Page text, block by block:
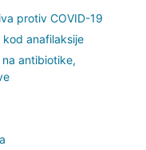
protiv COVID-19
kod anafilaksije
antibiotike,